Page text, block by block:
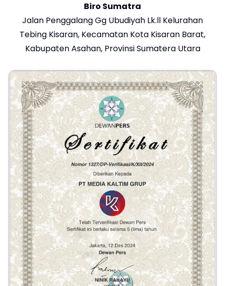
Biro Sumatra
Jalan Penggalang Gg Ubudiyah Lk.ll Kelurahan
Tebing Kisaran, Kecamatan Kota Kisaran Barat,
Kabupaten Asahan, Provinsi Sumatera Utara